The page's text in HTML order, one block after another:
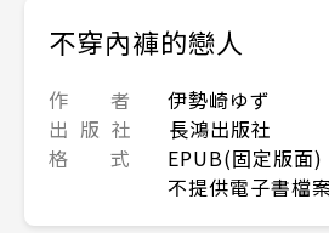
不穿內褲的戀人
作 者
伊勢崎ゆず
出 版 社
長鴻出版社
格 式
EPUB(固定版面)
不提供電子書檔